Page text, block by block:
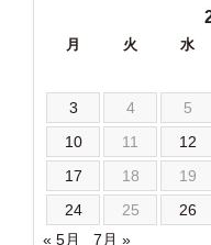
月 火 水
3
4 5
10
11 12
17
18 19
24
25 26
« 5月
7月 »